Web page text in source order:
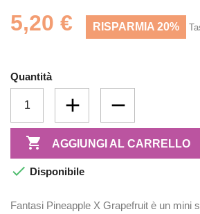
5,20 € RISPARMIA 20%
Quantità
 AGGIUNGI AL CARRELLO
 Disponibile
Fantasi Pineapple X Grapefruit è un mini